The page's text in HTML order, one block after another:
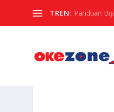
TREN: Panduan